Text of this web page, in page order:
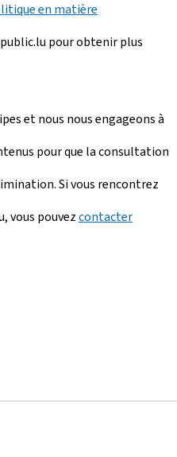
en matière
pour obtenir plus
et nous nous engageons à
pour que la consultation
Si vous rencontrez
vous pouvezcontacter